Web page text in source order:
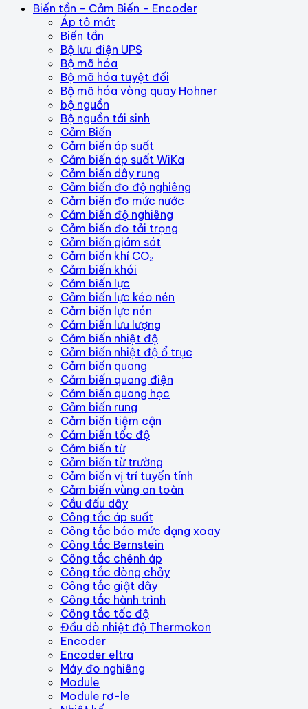
Biến tần - Cảm Biến - Encoder
Áp tô mát
Biến tần
Bộ lưu điện UPS
Bộ mã hóa
Bộ mã hóa tuyệt đối
Bộ mã hóa vòng quay Hohner
bộ nguồn
Bộ nguồn tái sinh
Cảm Biến
Cảm biến áp suất
Cảm biến áp suất WiKa
Cảm biến dây rung
Cảm biến đo độ nghiêng
Cảm biến đo mức nước
Cảm biến độ nghiêng
Cảm biến đo tải trọng
Cảm biến giám sát
Cảm biến khí CO₂
Cảm biến khói
Cảm biến lực
Cảm biến lực kéo nén
Cảm biến lực nén
Cảm biến lưu lượng
Cảm biến nhiệt độ
Cảm biến nhiệt độ ổ trục
Cảm biến quang
Cảm biến quang điện
Cảm biến quang học
Cảm biến rung
Cảm biến tiệm cận
Cảm biến tốc độ
Cảm biến từ
Cảm biến từ trường
Cảm biến vị trí tuyến tính
Cảm biến vùng an toàn
Cầu đấu dây
Công tắc áp suất
Công tắc báo mức dạng xoay
Công tắc Bernstein
Công tắc chênh áp
Công tắc dòng chảy
Công tắc giật dây
Công tắc hành trình
Công tắc tốc độ
Đầu dò nhiệt độ Thermokon
Encoder
Encoder eltra
Máy đo nghiêng
Module
Module rơ-le